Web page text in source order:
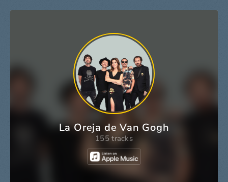
La Oreja de Van Gogh
155 tracks